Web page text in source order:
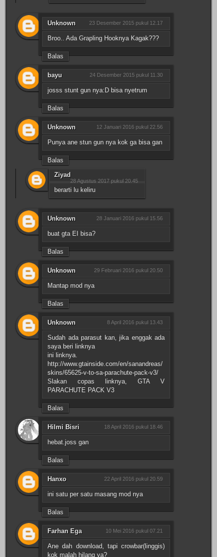
Unknown 23 Desember 2015 pukul 12.17
Broo.. Ada Grapling Hooknya Kagak???
Balas
bayu 24 Desember 2015 pukul 11.30
josss stunt gun nya:D bisa nyetrum
Balas
Unknown 12 Januari 2016 pukul 22.56
Punya ane stun gun nya kok ga bisa gan
Balas
Ziyad
28 Agustus 2017 pukul 20.45
berarti lu keliru
Unknown 28 Januari 2016 pukul 15.56
buat gta EI bisa?
Balas
Unknown 29 Februari 2016 pukul 20.50
Mantap mod nya
Balas
Unknown 8 April 2016 pukul 13.43
Sudah ada parasut kan, jika enggak ada
saya beri linknya
ini linknya.
http://www.gtainside.com/en/sanandreas/
skins/65625-v-to-sa-parachute-pack-v3/
Slakan copas linknya, GTA V
PARACHUTE PACK V3
Balas
Hilmi Bisri 18 April 2016 pukul 18.46
hebat.joss gan
Balas
Hanxo 22 April 2016 pukul 20.59
ini satu per satu masang mod nya
Balas
Farhan Ega 10 Mei 2016 pukul 07.21
Ane dah download, tapi crowbar(linggis)
kok malah hilang ya?